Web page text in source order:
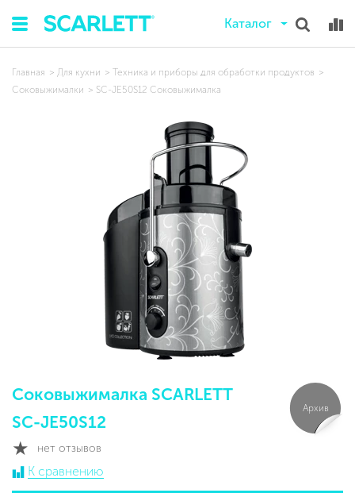
Каталог
Главная Для кухни
Техника и приборы для обработки продуктов
Соковыжималки
SC-JE50S12 Соковыжималка
Соковыжималка SCARLETT
SC-JE50S12
нет отзывов
К сравнению
Архив